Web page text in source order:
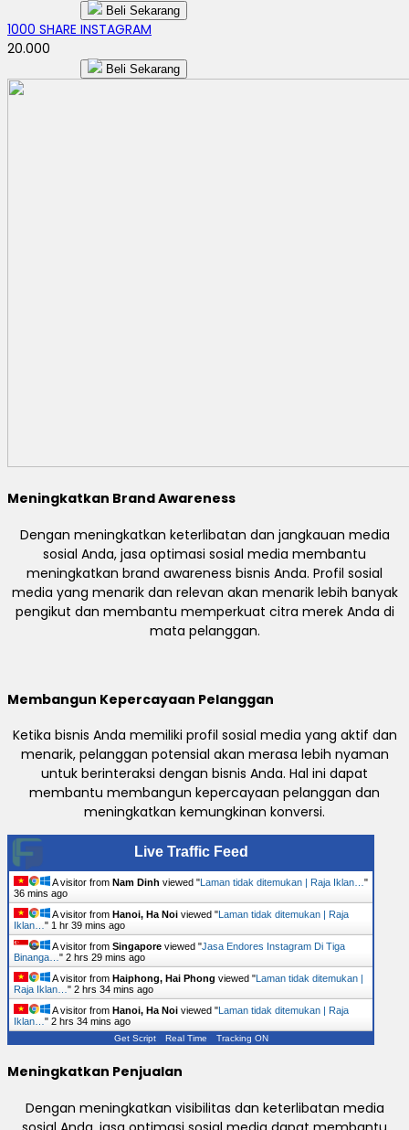
Beli Sekarang
1000 SHARE INSTAGRAM
20.000
Beli Sekarang
Meningkatkan Brand Awareness
Dengan meningkatkan keterlibatan dan jangkauan media
sosial Anda, jasa optimasi sosial media membantu
meningkatkan brand awareness bisnis Anda. Profil sosial
media yang menarik dan relevan akan menarik lebih banyak
pengikut dan membantu memperkuat citra merek Anda di
mata pelanggan.
Membangun Kepercayaan Pelanggan
Ketika bisnis Anda memiliki profil sosial media yang aktif dan
menarik, pelanggan potensial akan merasa lebih nyaman
untuk berinteraksi dengan bisnis Anda. Hal ini dapat
membantu membangun kepercayaan pelanggan dan
meningkatkan kemungkinan konversi.
Live Traffic Feed
A visitor from Nam Dinh viewed " Laman tidak ditemukan | Raja Iklan… "
36 mins ago
A visitor from Hanoi, Ha Noi viewed " Laman tidak ditemukan | Raja
Iklan… " 1 hr 39 mins ago
A visitor from Singapore viewed "Jasa Endores Instagram Di Tiga
Binanga… " 2 hrs 29 mins ago
A visitor from Haiphong, Hai Phong viewed " Laman tidak ditemukan |
Raja Iklan… " 2 hrs 34 mins ago
A visitor from Hanoi, Ha Noi viewed " Laman tidak ditemukan | Raja
Iklan… " 2 hrs 34 mins ago
Get Script Real Time Tracking ON
Meningkatkan Penjualan
Dengan meningkatkan visibilitas dan keterlibatan media